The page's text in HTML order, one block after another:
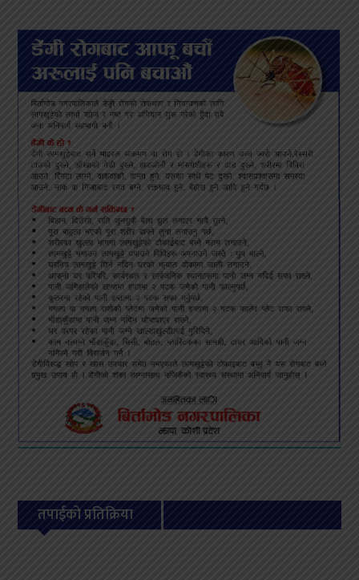
तपाईको प्रतिक्रिया